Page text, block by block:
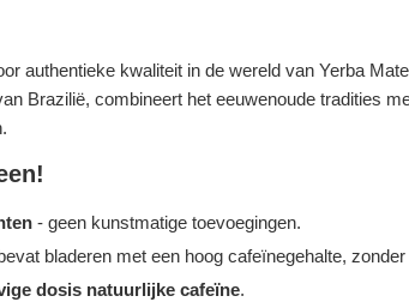
authentieke kwaliteit in de wereld van Yerba
Brazilië, combineert het eeuwenoude tradities
- geen kunstmatige toevoegingen.
bladeren met een hoog cafeïnegehalte,
dosis natuurlijke cafeïne.